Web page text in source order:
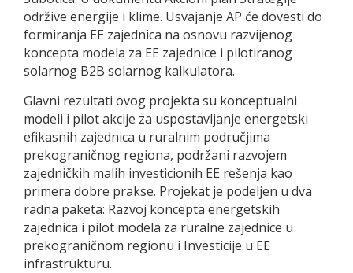
održive energije i klime. Usvajanje AP će dovesti do
formiranja EE zajednica na osnovu razvijenog
koncepta modela za EE zajednice i pilotiranog
solarnog B2B solarnog kalkulatora.
Glavni rezultati ovog projekta su konceptualni
modeli i pilot akcije za uspostavljanje energetski
efikasnih zajednica u ruralnim područjima
prekograničnog regiona, podržani razvojem
zajedničkih malih investicionih EE rešenja kao
primera dobre prakse. Projekat je podeljen u dva
radna paketa: Razvoj koncepta energetskih
zajednica i pilot modela za ruralne zajednice u
prekograničnom regionu i Investicije u EE
infrastrukturu.